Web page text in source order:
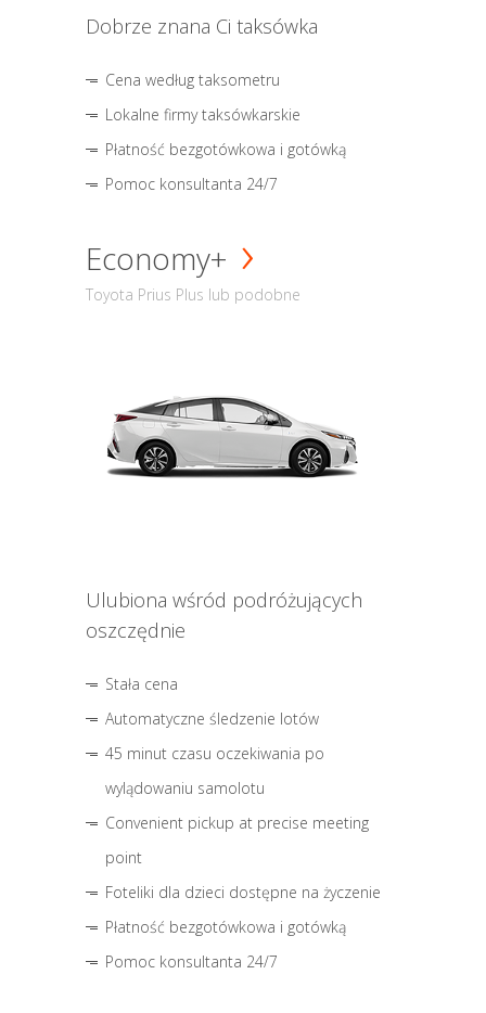
Dobrze znana Ci taksówka
Cena według taksometru
Lokalne firmy taksówkarskie
Płatność bezgotówkowa i gotówką
Pomoc konsultanta 24/7
Economy+
Toyota Prius Plus lub podobne
Ulubiona wśród podróżujących
oszczędnie
Stała cena
Automatyczne śledzenie lotów
45 minut czasu oczekiwania po
wylądowaniu samolotu
Convenient pickup at precise meeting
point
Foteliki dla dzieci dostępne na życzenie
Płatność bezgotówkowa i gotówką
Pomoc konsultanta 24/7